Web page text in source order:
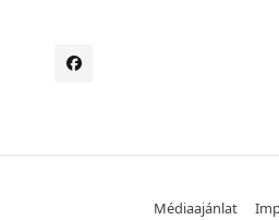
Médiaajánlat